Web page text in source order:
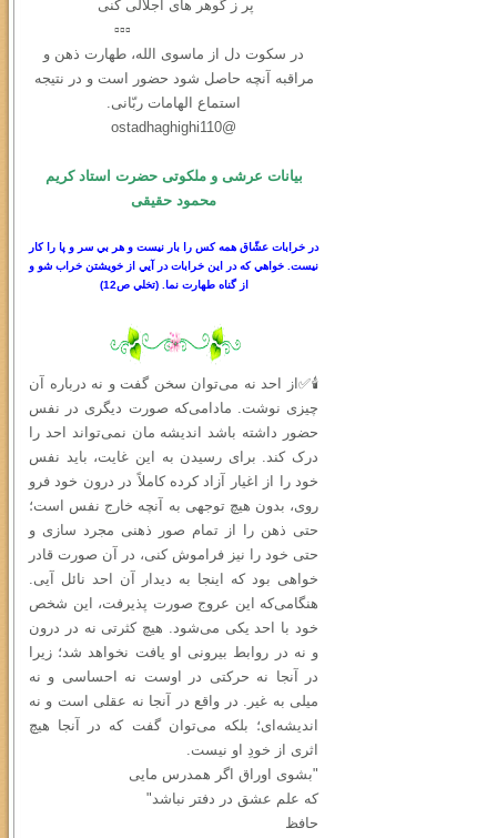
پر ز گوهر های اجلالی کنی
▫️▫️▫️
در سكوت دل از ماسوی الله، طهارت ذهن و
مراقبه آنچه حاصل شود حضور است و در نتیجه
استماع الهامات ربّانی.
@ostadhaghighi110
بیانات عرشی و ملکوتی حضرت استاد کریم
محمود حقیقی
در خرابات عشّاق همه كس را بار نيست و هر بي سر و پا را كار
نيست. خواهي كه در اين خرابات در آيي از خويشتن خراب شو و
از گناه طهارت نما.
(تخلي ص12)
🕯✅از احد نه می‌توان سخن گفت و نه درباره آن
چیزی نوشت. مادامی‌که صورت دیگری در نفس
حضور داشته باشد اندیشه‌ مان نمی‌تواند احد را
درک کند. برای رسیدن به این غایت، باید نفس
خود را از اغیار آزاد کرده کاملاً در درون خود فرو
روی، بدون هیچ توجهی به آنچه خارج نفس است؛
حتى ذهن را از تمام صور ذهنی مجرد سازی و
حتی خود را نیز فراموش کنی، در آن صورت قادر
خواهی بود که اینجا به دیدار آن احد نائل آیی.
هنگامی‌که این عروج صورت پذیرفت، این شخص
خود با احد یکی می‌شود. هیچ کثرتی نه در درون
و نه در روابط بیرونی او یافت نخواهد شد؛ زیرا
در آنجا نه حرکتی در اوست نه احساسی و نه
میلی به غیر. در واقع در آنجا نه عقلی است و نه
اندیشه‌ای؛ بلکه می‌توان گفت که در آنجا هیچ
اثری از خودِ او نیست.
"بشوی اوراق اگر همدرس مایی
که علم عشق در دفتر نباشد"
حافظ